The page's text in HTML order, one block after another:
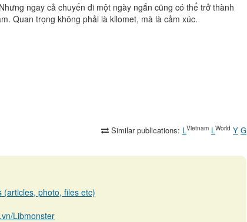
ngay cả chuyến đi một ngày ngắn cũng có thể trở thành
Quan trọng không phải là kilomet, mà là cảm xúc.
Similar publications: LVietnam LWorld Y G
photo, files etc)
Libmonster